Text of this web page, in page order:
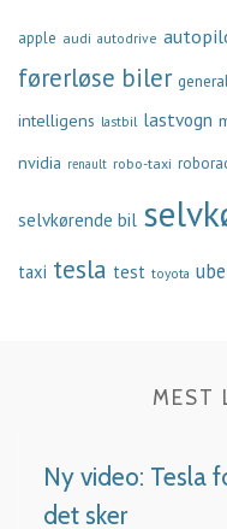
apple audi autodrive
førerløse biler
intelligens lastbil lastvogn
nvidia renault robo-taxi
selvkørende bil
taxi tesla test toyota
MEST
Ny video: Tesla
det sker